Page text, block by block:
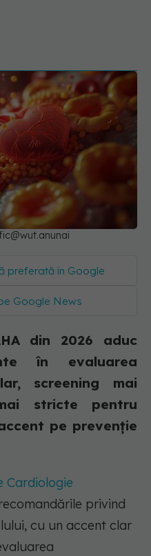
preferată în Google
Google News
din 2026 aduc
în evaluarea
screening mai
stricte pentru
pe prevenție
Cardiologie
privind
cu un accent clar